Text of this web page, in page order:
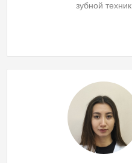
зубной техник